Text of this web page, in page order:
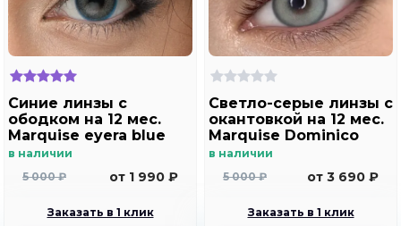
Синие линзы с
ободком на 12 мес.
Marquise eyera blue
в наличии
5 000 ₽
от 1 990 ₽
Заказать в 1 клик
Светло-серые линзы c
окантовкой на 12 мес.
Marquise Dominico
gray
в наличии
5 000 ₽
от 3 690 ₽
Заказать в 1 клик